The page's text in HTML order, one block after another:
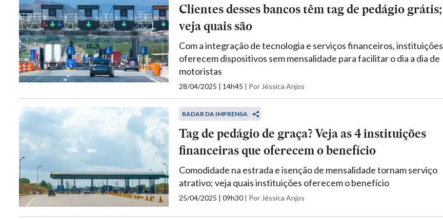
Clientes desses bancos têm tag de pedágio grátis;
veja quais são
Com a integração de tecnologia e serviços financeiros, instituições
oferecem dispositivos sem mensalidade para facilitar o dia a dia de
motoristas
28/04/2025 | 14h45 | Por Jéssica Anjos
RADAR DA IMPRENSA
Tag de pedágio de graça? Veja as 4 instituições
financeiras que oferecem o benefício
Comodidade na estrada e isenção de mensalidade tornam serviço
atrativo; veja quais instituições oferecem o benefício
25/04/2025 | 09h30 | Por Jéssica Anjos